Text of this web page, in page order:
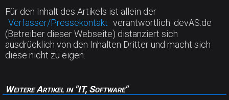
Für den Inhalt des Artikels ist allein der
Verfasser/Pressekontakt verantwortlich. devAS.de
(Betreiber dieser Webseite) distanziert sich
ausdrücklich von den Inhalten Dritter und macht sich
diese nicht zu eigen.
Weitere Artikel in "IT, Software"